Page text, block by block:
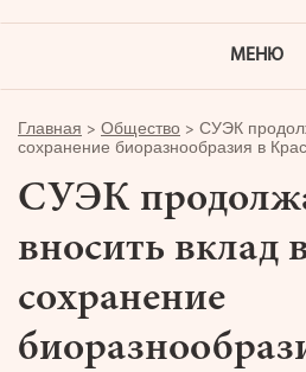
МЕНЮ
Главная > Общество > СУЭК
сохранение биоразнообразия в
СУЭК
вносить вклад
сохранение